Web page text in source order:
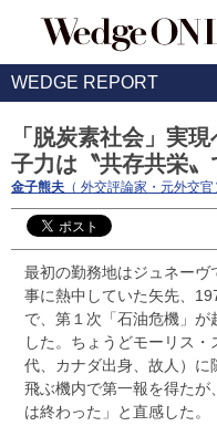
WEDGE REPORT
「脱炭素社会」実
子力は〝共存共栄
金子熊夫 （ 外交評論家・元外交官
最初の勤務地はジュネー
事に熱中していた矢先、
で、第１次「石油危機」
した。ちょうどモーリス
代、カナダ出身、故人）
飛ぶ機内で第一報を得たが
は終わった」と直感した。